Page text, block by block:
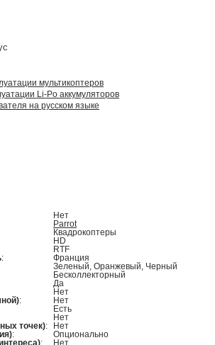
мультикоптеров
Li-Po аккумуляторов
на русском языке
Нет
Parrot
Квадрокоптеры
HD
RTF
:
Франция
Зеленый, Оранжевый, Черный
Бесколлекторный
Да
Нет
:
Нет
Есть
Нет
точек):
Нет
:
Опционально
: Нет